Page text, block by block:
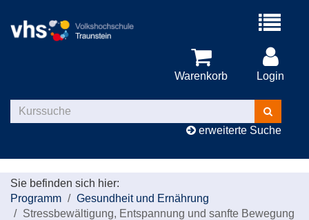
Menü
Warenkorb Login
Kurse
suchen
erweiterte Suche
Sie befinden sich hier:
Programm
Gesundheit und Ernährung
Stressbewältigung, Entspannung und sanfte Bewegung